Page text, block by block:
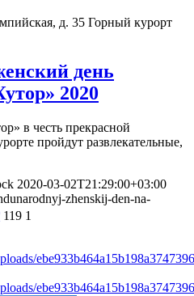
д. 35 Горный курорт
день
2020
в честь прекрасной
пройдут развлекательные,
2020-03-02T21:29:00+03:00
zhenskij-den-na-
119 1